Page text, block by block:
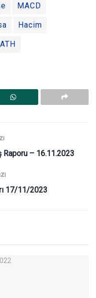
MACD
Hacim
ATH
Raporu – 16.11.2023
17/11/2023